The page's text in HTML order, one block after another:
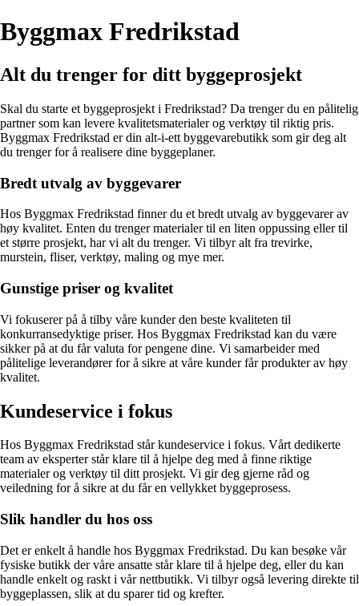
Byggmax Fredrikstad
Alt du trenger for ditt byggeprosjekt
Skal du starte et byggeprosjekt i Fredrikstad? Da trenger du en pålitelig
partner som kan levere kvalitetsmaterialer og verktøy til riktig pris.
Byggmax Fredrikstad er din alt-i-ett byggevarebutikk som gir deg alt
du trenger for å realisere dine byggeplaner.
Bredt utvalg av byggevarer
Hos Byggmax Fredrikstad finner du et bredt utvalg av byggevarer av
høy kvalitet. Enten du trenger materialer til en liten oppussing eller til
et større prosjekt, har vi alt du trenger. Vi tilbyr alt fra trevirke,
murstein, fliser, verktøy, maling og mye mer.
Gunstige priser og kvalitet
Vi fokuserer på å tilby våre kunder den beste kvaliteten til
konkurransedyktige priser. Hos Byggmax Fredrikstad kan du være
sikker på at du får valuta for pengene dine. Vi samarbeider med
pålitelige leverandører for å sikre at våre kunder får produkter av høy
kvalitet.
Kundeservice i fokus
Hos Byggmax Fredrikstad står kundeservice i fokus. Vårt dedikerte
team av eksperter står klare til å hjelpe deg med å finne riktige
materialer og verktøy til ditt prosjekt. Vi gir deg gjerne råd og
veiledning for å sikre at du får en vellykket byggeprosess.
Slik handler du hos oss
Det er enkelt å handle hos Byggmax Fredrikstad. Du kan besøke vår
fysiske butikk der våre ansatte står klare til å hjelpe deg, eller du kan
handle enkelt og raskt i vår nettbutikk. Vi tilbyr også levering direkte til
byggeplassen, slik at du sparer tid og krefter.